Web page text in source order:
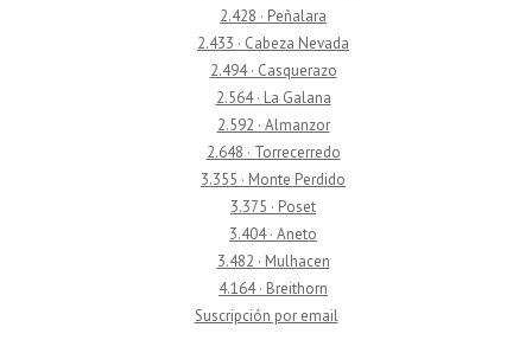
2.428 · Peñalara
2.433 · Cabeza Nevada
2.494 · Casquerazo
2.564 · La Galana
2.592 · Almanzor
2.648 · Torrecerredo
3.355 · Monte Perdido
3.375 · Poset
3.404 · Aneto
3.482 · Mulhacen
4.164 · Breithorn
Suscripción por email